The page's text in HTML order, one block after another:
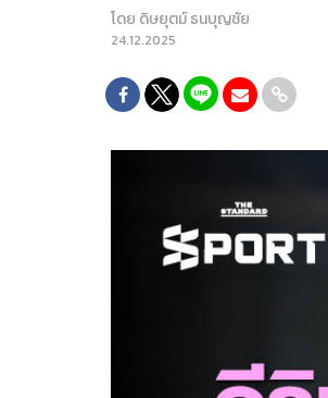
โดย ดิษยุตม์ ธนบุญชัย
24.12.2025